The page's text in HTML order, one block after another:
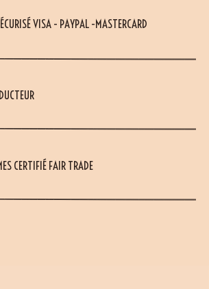
VISA - PAYPAL -MASTERCARD
CERTIFIÉ FAIR TRADE